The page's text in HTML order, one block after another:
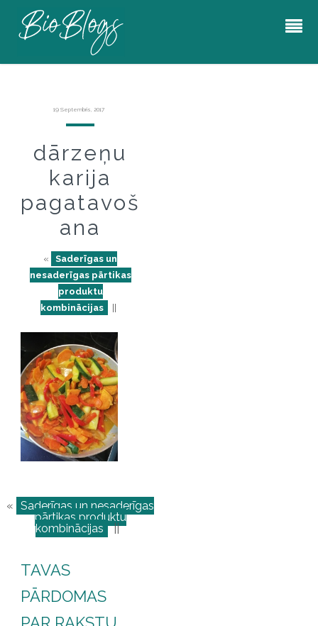
19 Septembris, 2017
dārzeņu
karija
pagatavoš
ana
«
Saderīgas un
nesaderīgas pārtikas
produktu
kombinācijas
« Saderīgas un nesaderīgas
pārtikas produktu
kombinācijas ||
TAVAS
PĀRDOMAS